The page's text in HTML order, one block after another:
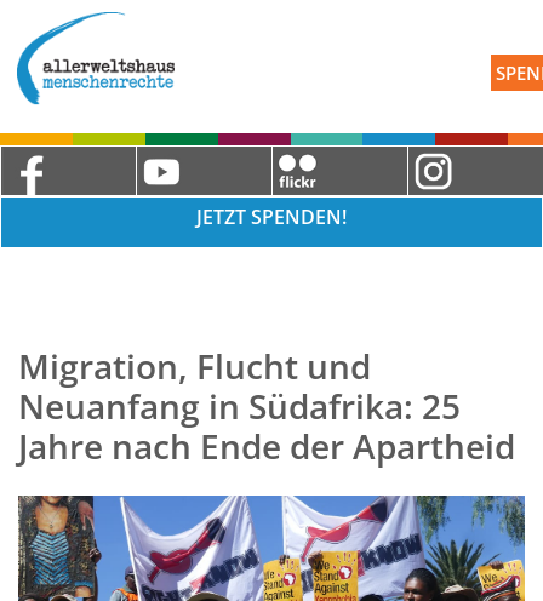
JETZT SPENDEN!
Migration, Flucht und
Neuanfang in Südafrika: 25
Jahre nach Ende der Apartheid